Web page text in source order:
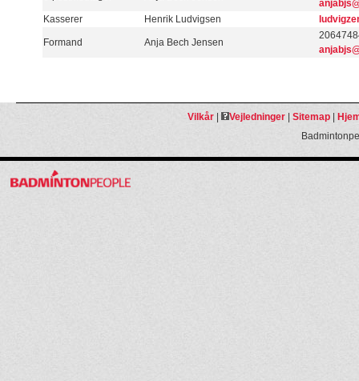
Kasserer
Henrik Ludvigsen
Formand Anja Bech Jensen
Vilkår| Vejledninger| Sitemap|